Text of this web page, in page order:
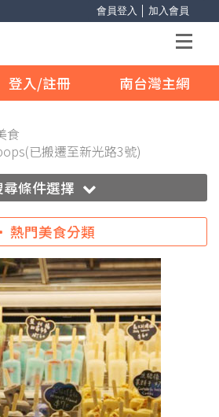
會員登入 加入會員
登入/註冊 南台灣主網
食
已搬遷至新光路3號)
尋條件選擇
熱門美食分類